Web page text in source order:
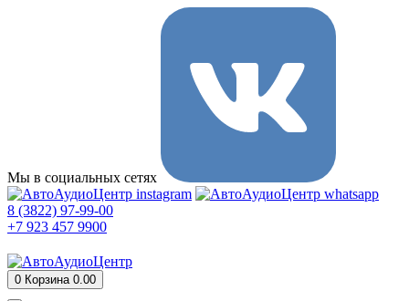
Мы в социальных сетях
8 (3822) 97-99-00
+7 923 457 9900
0 Корзина 0.00